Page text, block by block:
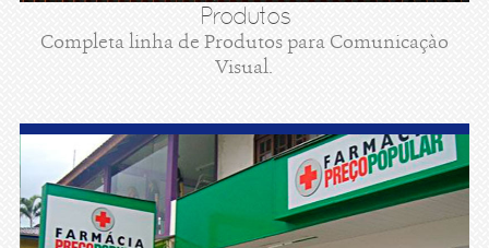
Produtos
Completa linha de Produtos para Comunicaçào
Visual.